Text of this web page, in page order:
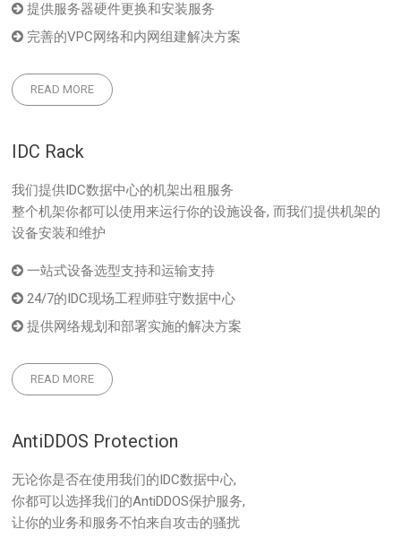
提供服务器硬件更换和安装服务
完善的VPC网络和内网组建解决方案
READ MORE
IDC Rack
我们提供IDC数据中心的机架出租服务
整个机架你都可以使用来运行你的设施设备, 而我们提供机架的
设备安装和维护
一站式设备选型支持和运输支持
24/7的IDC现场工程师驻守数据中心
提供网络规划和部署实施的解决方案
READ MORE
AntiDDOS Protection
无论你是否在使用我们的IDC数据中心,
你都可以选择我们的AntiDDOS保护服务,
让你的业务和服务不怕来自攻击的骚扰